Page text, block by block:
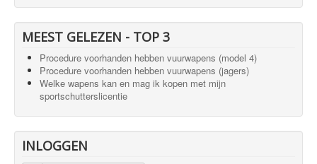
MEEST GELEZEN - TOP 3
Procedure voorhanden hebben vuurwapens (model 4)
Procedure voorhanden hebben vuurwapens (jagers)
Welke wapens kan en mag ik kopen met mijn
sportschutterslicentie
INLOGGEN